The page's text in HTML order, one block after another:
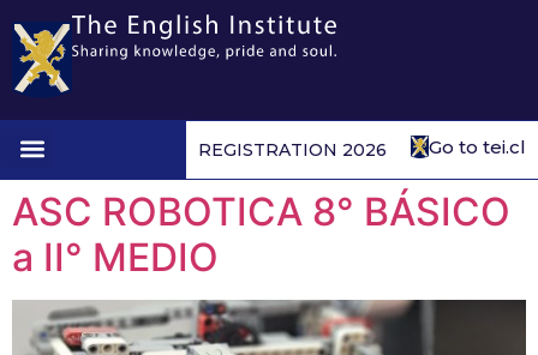
Go to tei.cl
REGISTRATION 2026
ASC ROBOTICA 8° BÁSICO
a II° MEDIO